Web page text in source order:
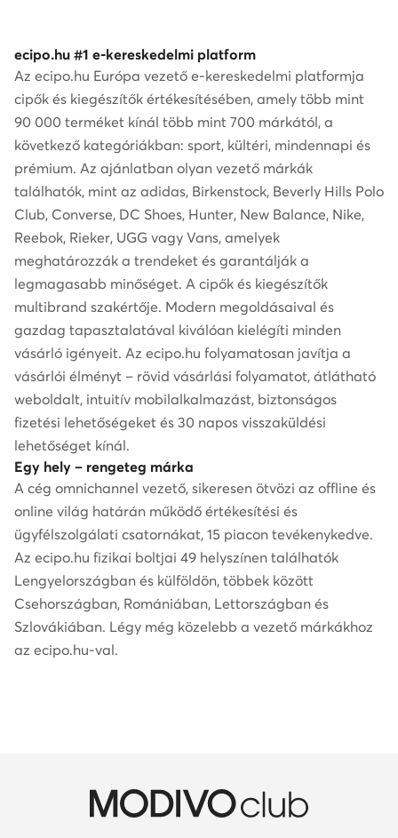
ecipo.hu #1 e-kereskedelmi platform
Az ecipo.hu Európa vezető e-kereskedelmi platformja
cipők és kiegészítők értékesítésében, amely több mint
90 000 terméket kínál több mint 700 márkától, a
következő kategóriákban: sport, kültéri, mindennapi és
prémium. Az ajánlatban olyan vezető márkák
találhatók, mint az adidas, Birkenstock, Beverly Hills Polo
Club, Converse, DC Shoes, Hunter, New Balance, Nike,
Reebok, Rieker, UGG vagy Vans, amelyek
meghatározzák a trendeket és garantálják a
legmagasabb minőséget. A cipők és kiegészítők
multibrand szakértője. Modern megoldásaival és
gazdag tapasztalatával kiválóan kielégíti minden
vásárló igényeit. Az ecipo.hu folyamatosan javítja a
vásárlói élményt – rövid vásárlási folyamatot, átlátható
weboldalt, intuitív mobilalkalmazást, biztonságos
fizetési lehetőségeket és 30 napos visszaküldési
lehetőséget kínál.
Egy hely – rengeteg márka
A cég omnichannel vezető, sikeresen ötvözi az offline és
online világ határán működő értékesítési és
ügyfélszolgálati csatornákat, 15 piacon tevékenykedve.
Az ecipo.hu fizikai boltjai 49 helyszínen találhatók
Lengyelországban és külföldön, többek között
Csehországban, Romániában, Lettországban és
Szlovákiában. Légy még közelebb a vezető márkákhoz
az ecipo.hu-val.